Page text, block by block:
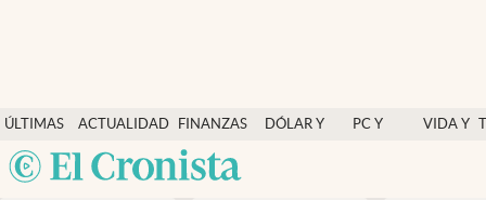
ÚLTIMAS
NOTICIAS
ACTUALIDAD
FINANZAS
Y
ECONOMÍA
DÓLAR Y
PC Y
VIDA Y
Actualidad
Finanzas y economía